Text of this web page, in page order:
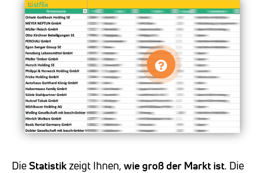
DieStatistikzeigt Ihnen, wie groß der Markt ist. Die